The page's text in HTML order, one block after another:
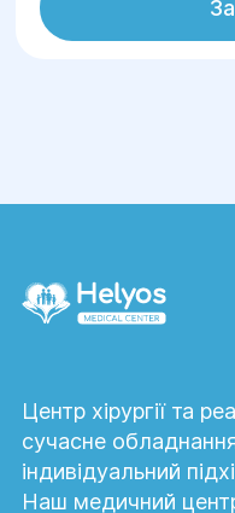
Центр хірургії та
сучасне обладнання,
індивідуальний
Наш медичний